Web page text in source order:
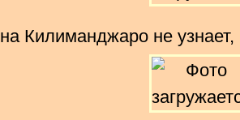
Килиманджаро не